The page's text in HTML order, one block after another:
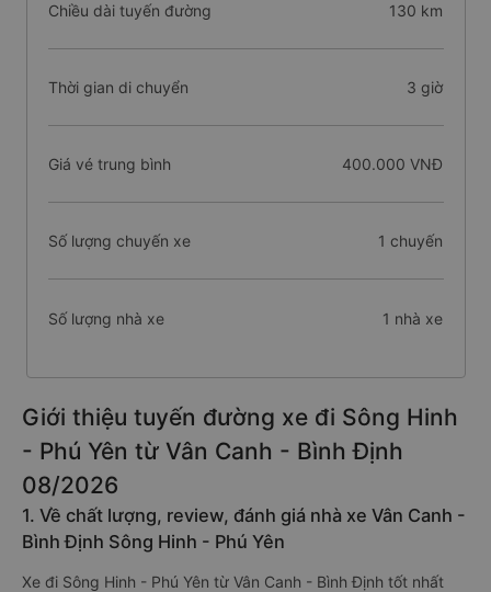
Chiều dài tuyến đường 130 km
Thời gian di chuyển 3 giờ
Giá vé trung bình 400.000 VNĐ
Số lượng chuyến xe 1 chuyến
Số lượng nhà xe 1 nhà xe
Giới thiệu tuyến đường xe đi Sông Hinh
- Phú Yên từ Vân Canh - Bình Định
08/2026
1. Về chất lượng, review, đánh giá nhà xe Vân Canh -
Bình Định Sông Hinh - Phú Yên
Xe đi Sông Hinh - Phú Yên từ Vân Canh - Bình Định tốt nhất